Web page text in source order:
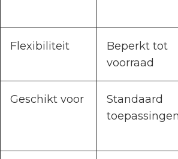
Flexibiliteit
Beperkt tot
voorraad
Geschikt voor
Standaard
toepassingen